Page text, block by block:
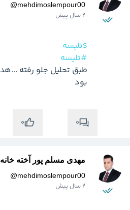
@mehdimoslempour00
2 سال پیش
$تلیسه
#تلیسه
بود
0
0
مهدی مسلم پور آخته خانه
@mehdimoslempour00
2 سال پیش